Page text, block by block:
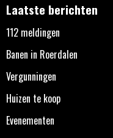
Laatste berichten
112 meldingen
Banen in Roerdalen
Vergunningen
Huizen te koop
Evenementen